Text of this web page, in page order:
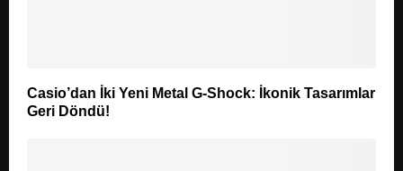
Casio’dan İki Yeni Metal G-Shock: İkonik Tasarımlar
Geri Döndü!